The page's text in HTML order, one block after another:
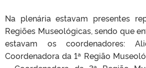
Na plenária estavam presentes
Regiões Museológicas, sendo que
estavam os coordenadores:
Coordenadora da 1ª Região